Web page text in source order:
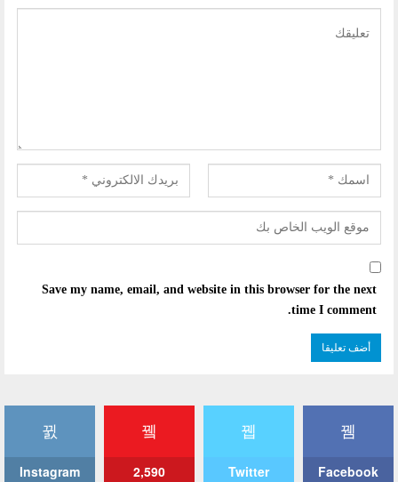
Save my name, email, and website in this browser for the next
time I comment.
Facebook
Twitter
2,590
Instagram